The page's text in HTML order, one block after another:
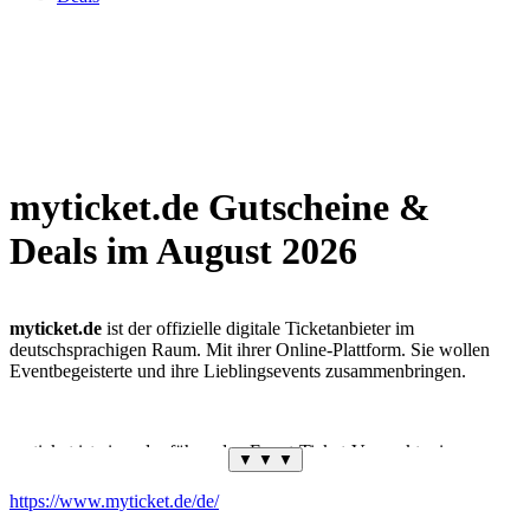
myticket.de Gutscheine &
Deals im August 2026
myticket.de ist der offizielle digitale Ticketanbieter im
deutschsprachigen Raum. Mit ihrer Online-Plattform. Sie wollen
Eventbegeisterte und ihre Lieblingsevents zusammenbringen.
myticket ist einer der führenden Event-Ticket-Vermarkter in
Deutschland und bietet Tickets für Konzerte, Shows, Comedy,
Festivals und Musicals. Ihr Shop bietet eine einfache
▼ ▼ ▼
https://www.myticket.de/de/